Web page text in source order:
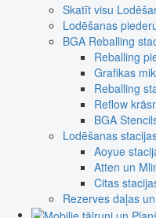
Skatīt visu
Lodēšanas
BGA Reballing
Reballing
Grafikas
Reballing
Reflow
BGA
Lodēšanas
Aoyue
Atten un
Citas
Rezerves daļas